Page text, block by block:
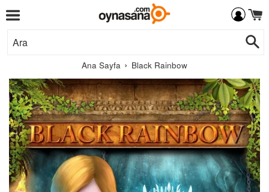
Menü
Ana Sayfa › Black Rainbow
Libredia